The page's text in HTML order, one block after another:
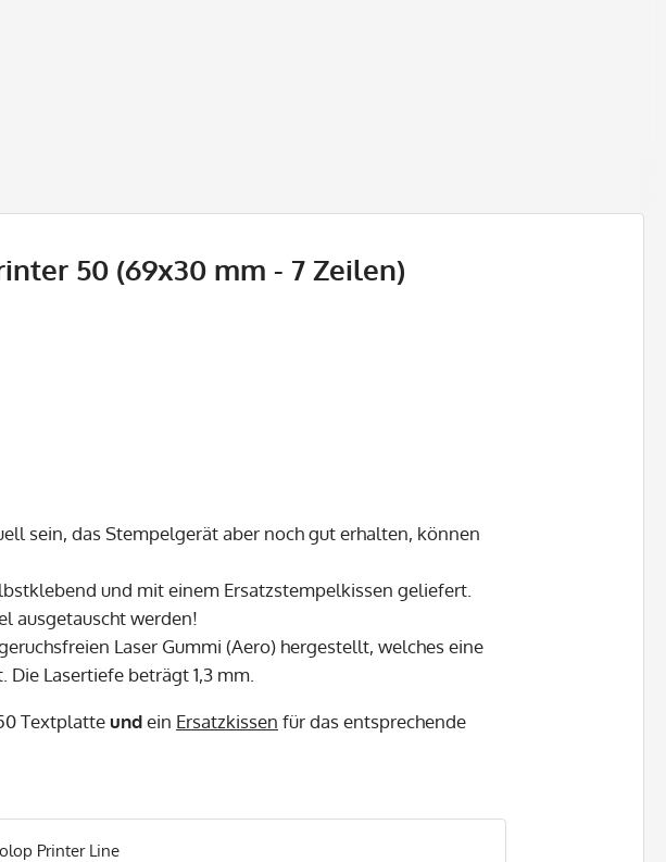
50 (69x30 mm - 7 Zeilen)
sein, das Stempelgerät aber noch gut erhalten, können
und mit einem Ersatzstempelkissen geliefert.
ausgetauscht werden!
Laser Gummi (Aero) hergestellt, welches eine
Lasertiefe beträgt 1,3 mm.
Textplatteundein Ersatzkissen für das entsprechende
Printer Line